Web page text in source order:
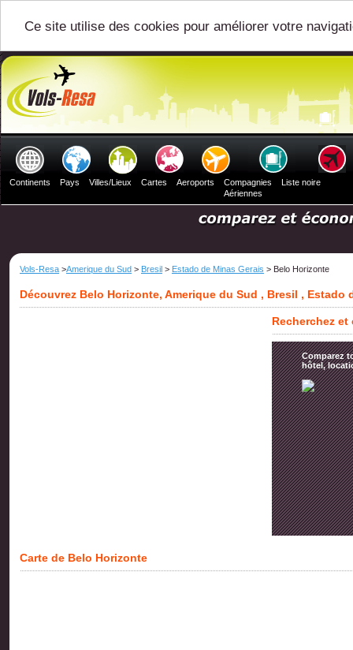
Ce site utilise des cookies pour améliorer votre
Continents Pays Villes/Lieux Cartes Aeroports
Compagnies
Aériennes
Liste noire
Vols-Resa >Amerique du Sud > Bresil > Estado de Minas Gerais > Belo Horizonte
Découvrez Belo Horizonte, Amerique du Sud , Bresil , Estado
Recherchez
Comparez
hôtel,
Carte de Belo Horizonte